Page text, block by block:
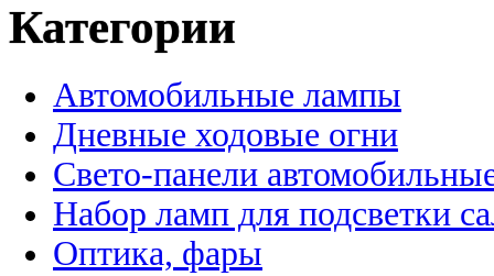
Категории
Автомобильные лампы
Дневные ходовые огни
Свето-панели
Набор ламп для подсветки
Оптика, фары